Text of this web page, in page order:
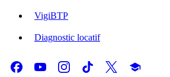
VigiBTP
Diagnostic locatif